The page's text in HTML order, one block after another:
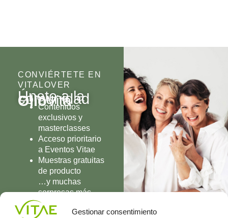
Gestionar consentimiento
CONVIÉRTETE EN
VITALOVER
Únete a la
comunidad
OlioVita
Contenidos
exclusivos y
masterclasses
Acceso prioritario
a Eventos Vitae
Muestras gratuitas
de producto
…y muchas
sorpresas más
UNIRME